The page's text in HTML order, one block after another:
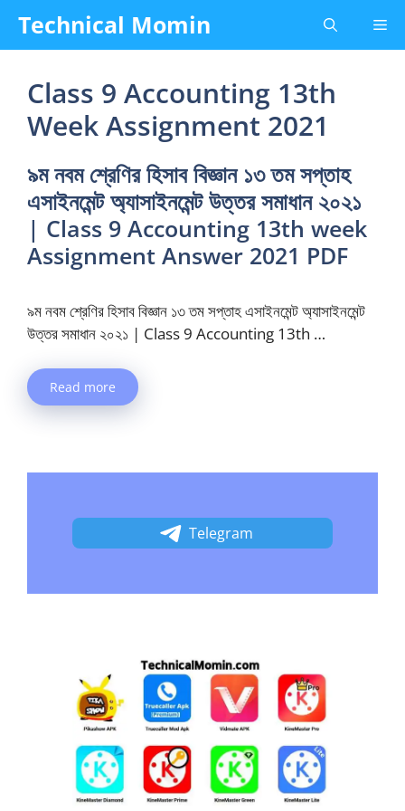
content
Technical Momin
Class 9 Accounting 13th
Week Assignment 2021
৯ম নবম শ্রেণির হিসাব বিজ্ঞান ১৩ তম সপ্তাহ
এসাইনমেন্ট অ্যাসাইনমেন্ট উত্তর সমাধান ২০২১
| Class 9 Accounting 13th week
Assignment Answer 2021 PDF
৯ম নবম শ্রেণির হিসাব বিজ্ঞান ১৩ তম সপ্তাহ এসাইনমেন্ট অ্যাসাইনমেন্ট
উত্তর সমাধান ২০২১ | Class 9 Accounting 13th …
Read more
Telegram